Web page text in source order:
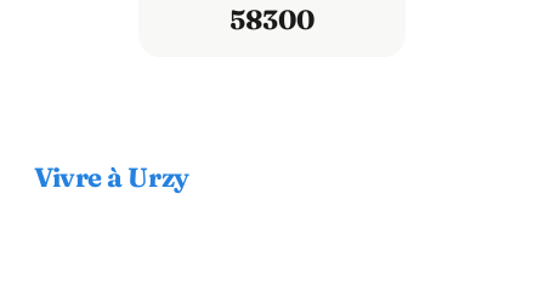
58300
Vivre à Urzy